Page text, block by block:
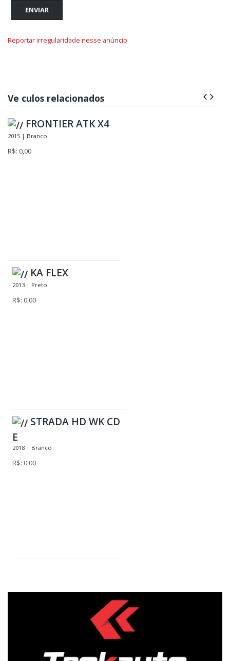
ENVIAR
Reportar irregularidade nesse anúncio
Ve culos relacionados
FRONTIER ATK X4
2015 | Branco
R$: 0,00
KA FLEX
2013 | Preto
R$: 0,00
STRADA HD WK CD
E
2018 | Branco
R$: 0,00